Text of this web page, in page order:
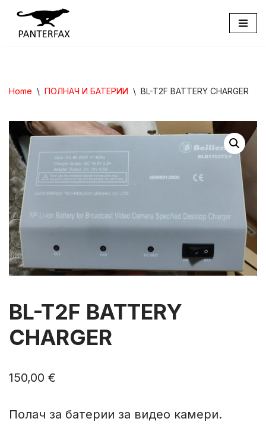
Skip
Home \ ПОЛНАЧ И БАТЕРИИ \ BL-T2F BATTERY CHARGER
BL-T2F BATTERY
CHARGER
150,00 €
Полач за батерии за видео камери.